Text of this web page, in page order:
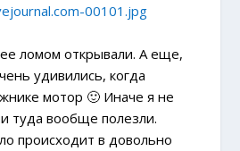
ломом открывали. А еще,
удивились, когда
мотор 🙂 Иначе я не
туда вообще полезли.
происходит в довольно